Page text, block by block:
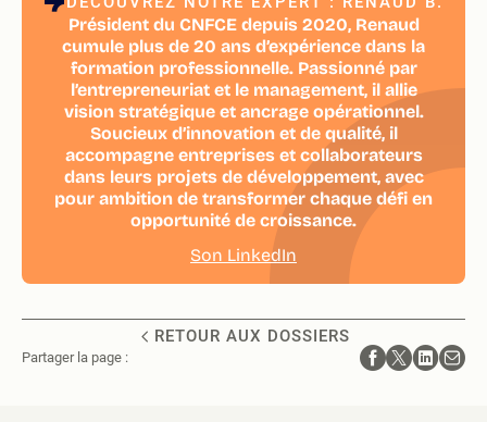
Président du CNFCE depuis 2020, Renaud
cumule plus de 20 ans d’expérience dans la
formation professionnelle. Passionné par
l’entrepreneuriat et le management, il allie
vision stratégique et ancrage opérationnel.
Soucieux d’innovation et de qualité, il
accompagne entreprises et collaborateurs
dans leurs projets de développement, avec
pour ambition de transformer chaque défi en
opportunité de croissance.
Son LinkedIn
RETOUR AUX DOSSIERS
Partager la page :